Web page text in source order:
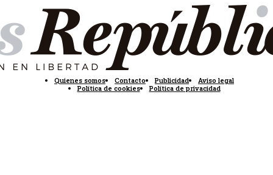
Quienes somos Contacto Publicidad
Aviso legal
Política de cookies
Política de privacidad